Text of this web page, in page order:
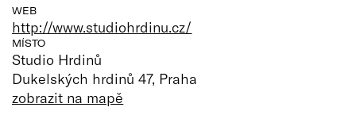
WEB
http://www.studiohrdinu.cz/
MÍSTO
Studio Hrdinů
Dukelských hrdinů 47, Praha
zobrazit na mapě